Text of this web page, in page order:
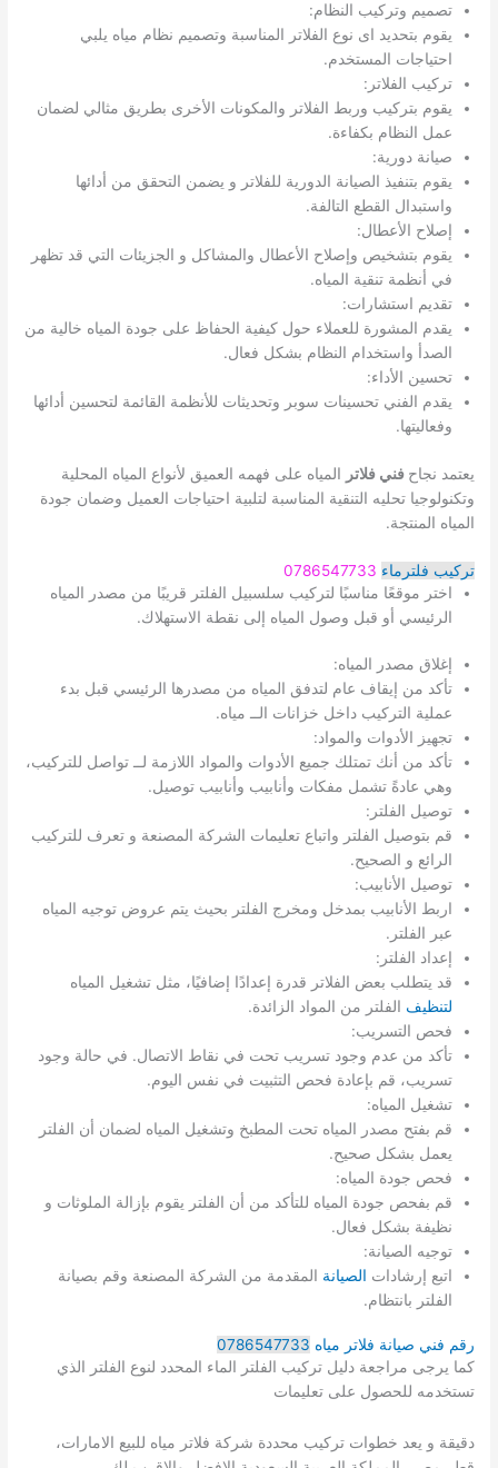
تصميم وتركيب النظام:
يقوم بتحديد اى نوع الفلاتر المناسبة وتصميم نظام مياه يلبي
احتياجات المستخدم.
تركيب الفلاتر:
يقوم بتركيب وربط الفلاتر والمكونات الأخرى بطريق مثالي لضمان
عمل النظام بكفاءة.
صيانة دورية:
يقوم بتنفيذ الصيانة الدورية للفلاتر و يضمن التحقق من أدائها
واستبدال القطع التالفة.
إصلاح الأعطال:
يقوم بتشخيص وإصلاح الأعطال والمشاكل و الجزيئات التي قد تظهر
في أنظمة تنقية المياه.
تقديم استشارات:
يقدم المشورة للعملاء حول كيفية الحفاظ على جودة المياه خالية من
الصدأ واستخدام النظام بشكل فعال.
تحسين الأداء:
يقدم الفني تحسينات سوبر وتحديثات للأنظمة القائمة لتحسين أدائها
وفعاليتها.
يعتمد نجاح فني فلاتر المياه على فهمه العميق لأنواع المياه المحلية
وتكنولوجيا تحليه التنقية المناسبة لتلبية احتياجات العميل وضمان جودة
المياه المنتجة.
تركيب فلترماء 0786547733
اختر موقعًا مناسبًا لتركيب سلسبيل الفلتر قريبًا من مصدر المياه
الرئيسي أو قبل وصول المياه إلى نقطة الاستهلاك.
إغلاق مصدر المياه:
تأكد من إيقاف عام لتدفق المياه من مصدرها الرئيسي قبل بدء
عملية التركيب داخل خزانات الــ مياه.
تجهيز الأدوات والمواد:
تأكد من أنك تمتلك جميع الأدوات والمواد اللازمة لــ تواصل للتركيب،
وهي عادةً تشمل مفكات وأنابيب وأنابيب توصيل.
توصيل الفلتر:
قم بتوصيل الفلتر واتباع تعليمات الشركة المصنعة و تعرف للتركيب
الرائع و الصحيح.
توصيل الأنابيب:
اربط الأنابيب بمدخل ومخرج الفلتر بحيث يتم عروض توجيه المياه
عبر الفلتر.
إعداد الفلتر:
قد يتطلب بعض الفلاتر قدرة إعدادًا إضافيًا، مثل تشغيل المياه
لتنظيف الفلتر من المواد الزائدة.
فحص التسريب:
تأكد من عدم وجود تسريب تحت في نقاط الاتصال. في حالة وجود
تسريب، قم بإعادة فحص التثبيت في نفس اليوم.
تشغيل المياه:
قم بفتح مصدر المياه تحت المطبخ وتشغيل المياه لضمان أن الفلتر
يعمل بشكل صحيح.
فحص جودة المياه:
قم بفحص جودة المياه للتأكد من أن الفلتر يقوم بإزالة الملوثات و
نظيفة بشكل فعال.
توجيه الصيانة:
اتبع إرشادات الصيانة المقدمة من الشركة المصنعة وقم بصيانة
الفلتر بانتظام.
رقم فني صيانة فلاتر مياه 0786547733
كما يرجى مراجعة دليل تركيب الفلتر الماء المحدد لنوع الفلتر الذي
تستخدمه للحصول على تعليمات
دقيقة و يعد خطوات تركيب محددة شركة فلاتر مياه للبيع الامارات،